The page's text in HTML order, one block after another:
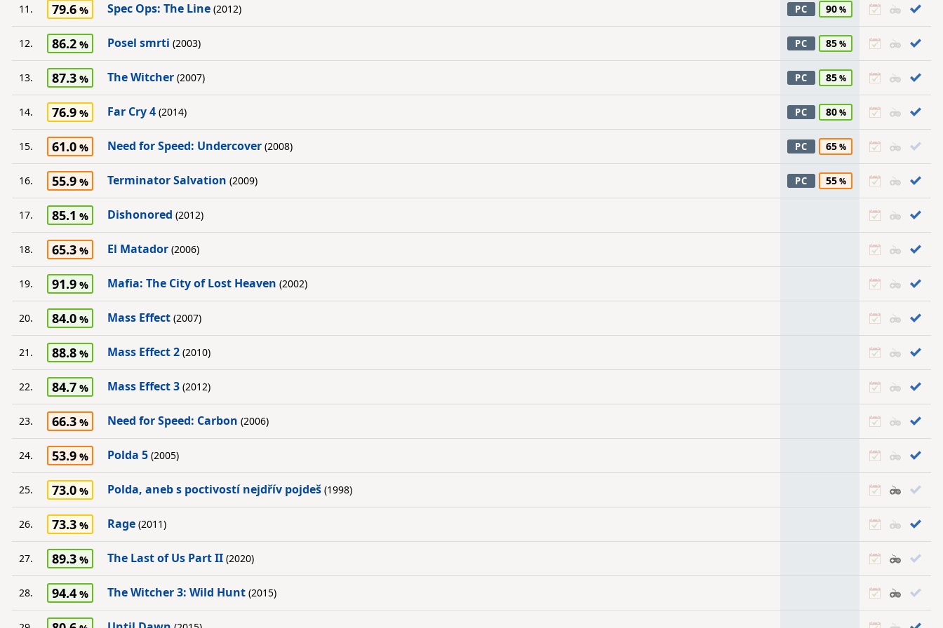
11. 79.6 Spec Ops: The Line (2012) PC 90
12. 86.2 Posel smrti (2003) PC 85
13. 87.3 The Witcher (2007) PC 85
14. 76.9 Far Cry 4 (2014) PC 80
15. 61.0 Need for Speed: Undercover (2008) PC 65
16. 55.9 Terminator Salvation (2009) PC 55
17. 85.1 Dishonored (2012)
18. 65.3 El Matador (2006)
19. 91.9 Mafia: The City of Lost Heaven (2002)
20. 84.0 Mass Effect (2007)
21. 88.8 Mass Effect 2 (2010)
22. 84.7 Mass Effect 3 (2012)
23. 66.3 Need for Speed: Carbon (2006)
24. 53.9 Polda 5 (2005)
25. 73.0 Polda, aneb s poctivostí nejdřív pojdeš (1998)
26. 73.3 Rage (2011)
27. 89.3 The Last of Us Part II (2020)
28. 94.4 The Witcher 3: Wild Hunt (2015)